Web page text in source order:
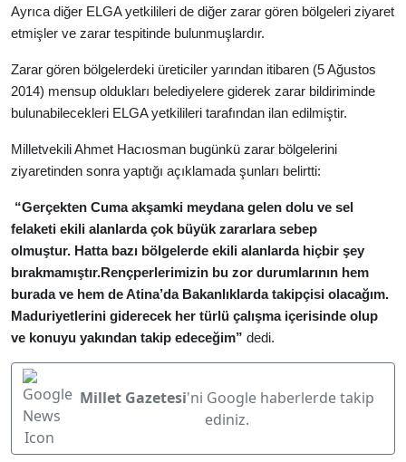
Ayrıca diğer ELGA yetkilileri de diğer zarar gören bölgeleri ziyaret
etmişler ve zarar tespitinde bulunmuşlardır.
Zarar gören bölgelerdeki üreticiler yarından itibaren (5 Ağustos
2014) mensup oldukları belediyelere giderek zarar bildiriminde
bulunabilecekleri ELGA yetkilileri tarafından ilan edilmiştir.
Milletvekili Ahmet Hacıosman bugünkü zarar bölgelerini
ziyaretinden sonra yaptığı açıklamada şunları belirtti:
“Gerçekten Cuma akşamki meydana gelen dolu ve sel
felaketi ekili alanlarda çok büyük zararlara sebep
olmuştur. Hatta bazı bölgelerde ekili alanlarda hiçbir şey
bırakmamıştır.Rençperlerimizin bu zor durumlarının hem
burada ve hem de Atina’da Bakanlıklarda takipçisi olacağım.
Maduriyetlerini giderecek her türlü çalışma içerisinde olup
ve konuyu yakından takip edeceğim” dedi.
Millet Gazetesi'ni Google haberlerde takip
ediniz.